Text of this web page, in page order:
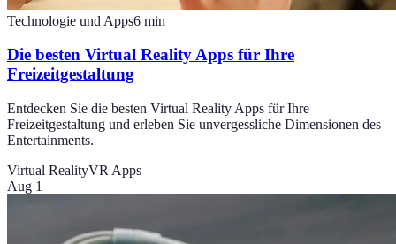
Technologie und Apps6 min
Die besten Virtual Reality Apps für Ihre
Freizeitgestaltung
Entdecken Sie die besten Virtual Reality Apps für Ihre
Freizeitgestaltung und erleben Sie unvergessliche Dimensionen des
Entertainments.
Virtual RealityVR Apps
Aug 1